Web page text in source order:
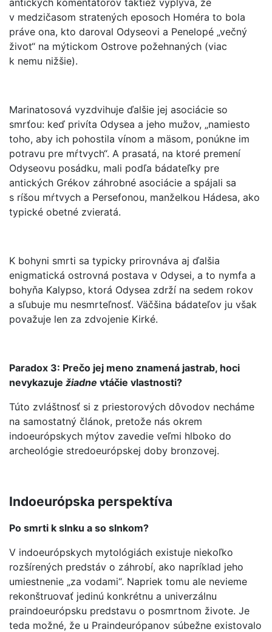
v medzičasom stratených eposoch Homéra to bola
práve ona, kto daroval Odyseovi a Penelopé „večný
život“ na mýtickom Ostrove požehnaných (viac
k nemu nižšie).
Marinatosová vyzdvihuje ďalšie jej asociácie so
smrťou: keď privíta Odysea a jeho mužov, „namiesto
toho, aby ich pohostila vínom a mäsom, ponúkne im
potravu pre mŕtvych“. A prasatá, na ktoré premení
Odyseovu posádku, mali podľa bádateľky pre
antických Grékov záhrobné asociácie a spájali sa
s ríšou mŕtvych a Persefonou, manželkou Hádesa, ako
typické obetné zvieratá.
K bohyni smrti sa typicky prirovnáva aj ďalšia
enigmatická ostrovná postava v Odysei, a to nymfa a
bohyňa Kalypso, ktorá Odysea zdrží na sedem rokov
a sľubuje mu nesmrteľnosť. Väčšina bádateľov ju však
považuje len za zdvojenie Kirké.
Paradox 3: Prečo jej meno znamená jastrab, hoci
nevykazuje žiadne vtáčie vlastnosti?
Túto zvláštnosť si z priestorových dôvodov necháme
na samostatný článok, pretože nás okrem
indoeurópskych mýtov zavedie veľmi hlboko do
archeológie stredoeurópskej doby bronzovej.
Indoeurópska perspektíva
Po smrti k slnku a so slnkom?
V indoeurópskych mytológiách existuje niekoľko
rozšírených predstáv o záhrobí, ako napríklad jeho
umiestnenie „za vodami“. Napriek tomu ale nevieme
rekonštruovať jedinú konkrétnu a univerzálnu
praindoeurópsku predstavu o posmrtnom živote. Je
teda možné, že u Praindeurópanov súbežne existovalo